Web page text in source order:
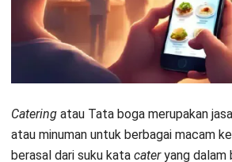
Manfaat aplikasi katering akan
dengan mudah mengakses data
maupun tagihan lainnya kapanpun Anda
Bahkan informasi update terkait
Baca juga:5 Manfaat Penggunaan
Bisnis Restoran